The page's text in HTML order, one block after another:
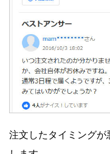
注文したタイミング